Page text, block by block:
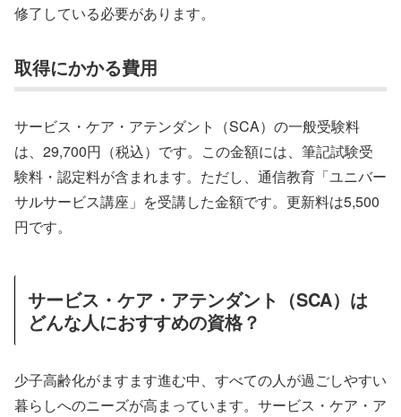
修了している必要があります。
取得にかかる費用
サービス・ケア・アテンダント（SCA）の一般受験料
は、29,700円（税込）です。この金額には、筆記試験受
験料・認定料が含まれます。ただし、通信教育「ユニバー
サルサービス講座」を受講した金額です。更新料は5,500
円です。
サービス・ケア・アテンダント（SCA）は
どんな人におすすめの資格？
少子高齢化がますます進む中、すべての人が過ごしやすい
暮らしへのニーズが高まっています。サービス・ケア・ア